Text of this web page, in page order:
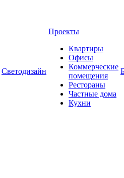
Светодизайн
Проекты
Квартиры
Офисы
Коммерческие
помещения
Рестораны
Частные дома
Кухни